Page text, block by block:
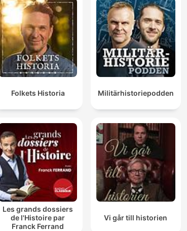
Folkets Historia Militärhistoriepodden
Les grands dossiers
de l'Histoire par
Franck Ferrand
Vi går till historien